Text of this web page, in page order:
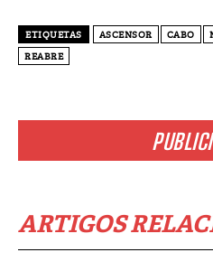
ARTIGOS
ETIQUETAS ASCENSOR CABO
REABRE